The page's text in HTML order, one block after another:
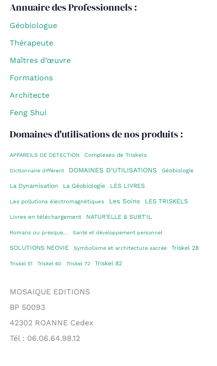
Annuaire des Professionnels :
Géobiologue
Thérapeute
Maîtres d’œuvre
Formations
Architecte
Feng Shui
Domaines d'utilisations de nos produits :
APPAREILS DE DETECTION Complexes de Triskels
Dictionnaire différent DOMAINES D'UTILISATIONS Géobiologie
La Dynamisation La Géobiologie LES LIVRES
Les pollutions électromagnétiques Les Soins LES TRISKELS
Livres en téléchargement NATUR'ELLE & SUBT'IL
Romans ou presque… Santé et développement personnel
SOLUTIONS NEOVIE Symbolisme et architecture sacrée Triskel 28
Triskel 51 Triskel 60 Triskel 72 Triskel 82
MOSAIQUE EDITIONS
BP 50093
42302 ROANNE Cedex
Tél : 06.06.64.98.12